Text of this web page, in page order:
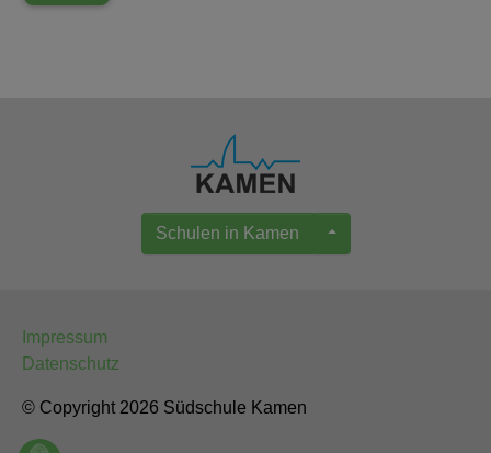
Schulen in Kamen
Impressum
Datenschutz
© Copyright 2026 Südschule Kamen